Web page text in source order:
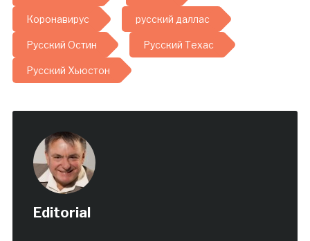
Коронавирус русский даллас
Русский Остин Русский Техас
Русский Хьюстон
Editorial